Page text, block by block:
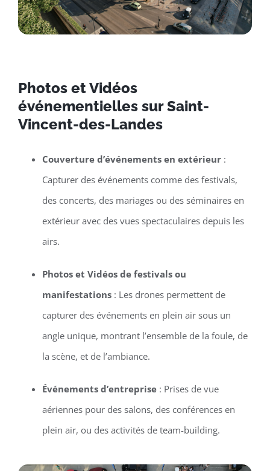
Photos et Vidéos
événementielles sur Saint-
Vincent-des-Landes
Couverture d’événements en extérieur:
Capturer des événements comme des festivals,
des concerts, des mariages ou des séminaires en
extérieur avec des vues spectaculaires depuis les
airs.
Photos et Vidéos de festivals ou
manifestations: Les drones permettent de
capturer des événements en plein air sous un
angle unique, montrant l’ensemble de la foule, de
la scène, et de l’ambiance.
Événements d’entreprise: Prises de vue
aériennes pour des salons, des conférences en
plein air, ou des activités de team-building.